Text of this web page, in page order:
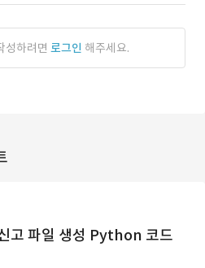
성하려면 로그인 해주세요.
고 파일 생성 Python 코드